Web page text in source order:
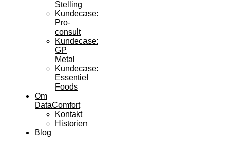
Stelling
Kundecase:
Pro-
consult
Kundecase:
GP
Metal
Kundecase:
Essentiel
Foods
Om
DataComfort
Kontakt
Historien
Blog